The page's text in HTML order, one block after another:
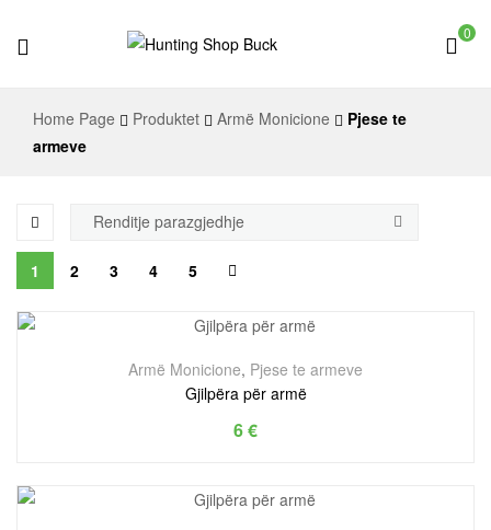
Shop
0
Home Page Produktet Armë Monicione
Pjese te
armeve
1 2 3 4 5
Armë Monicione, Pjese te armeve
Gjilpëra për armë
6€